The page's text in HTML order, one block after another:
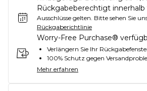
Rückgabeberechtigt innerhalb
Ausschlüsse gelten. Bitte sehen Sie
Rückgaberichtlinie
Worry-Free Purchase®
Verlängern Sie Ihr
100% Schutz gegen
Mehr erfahren